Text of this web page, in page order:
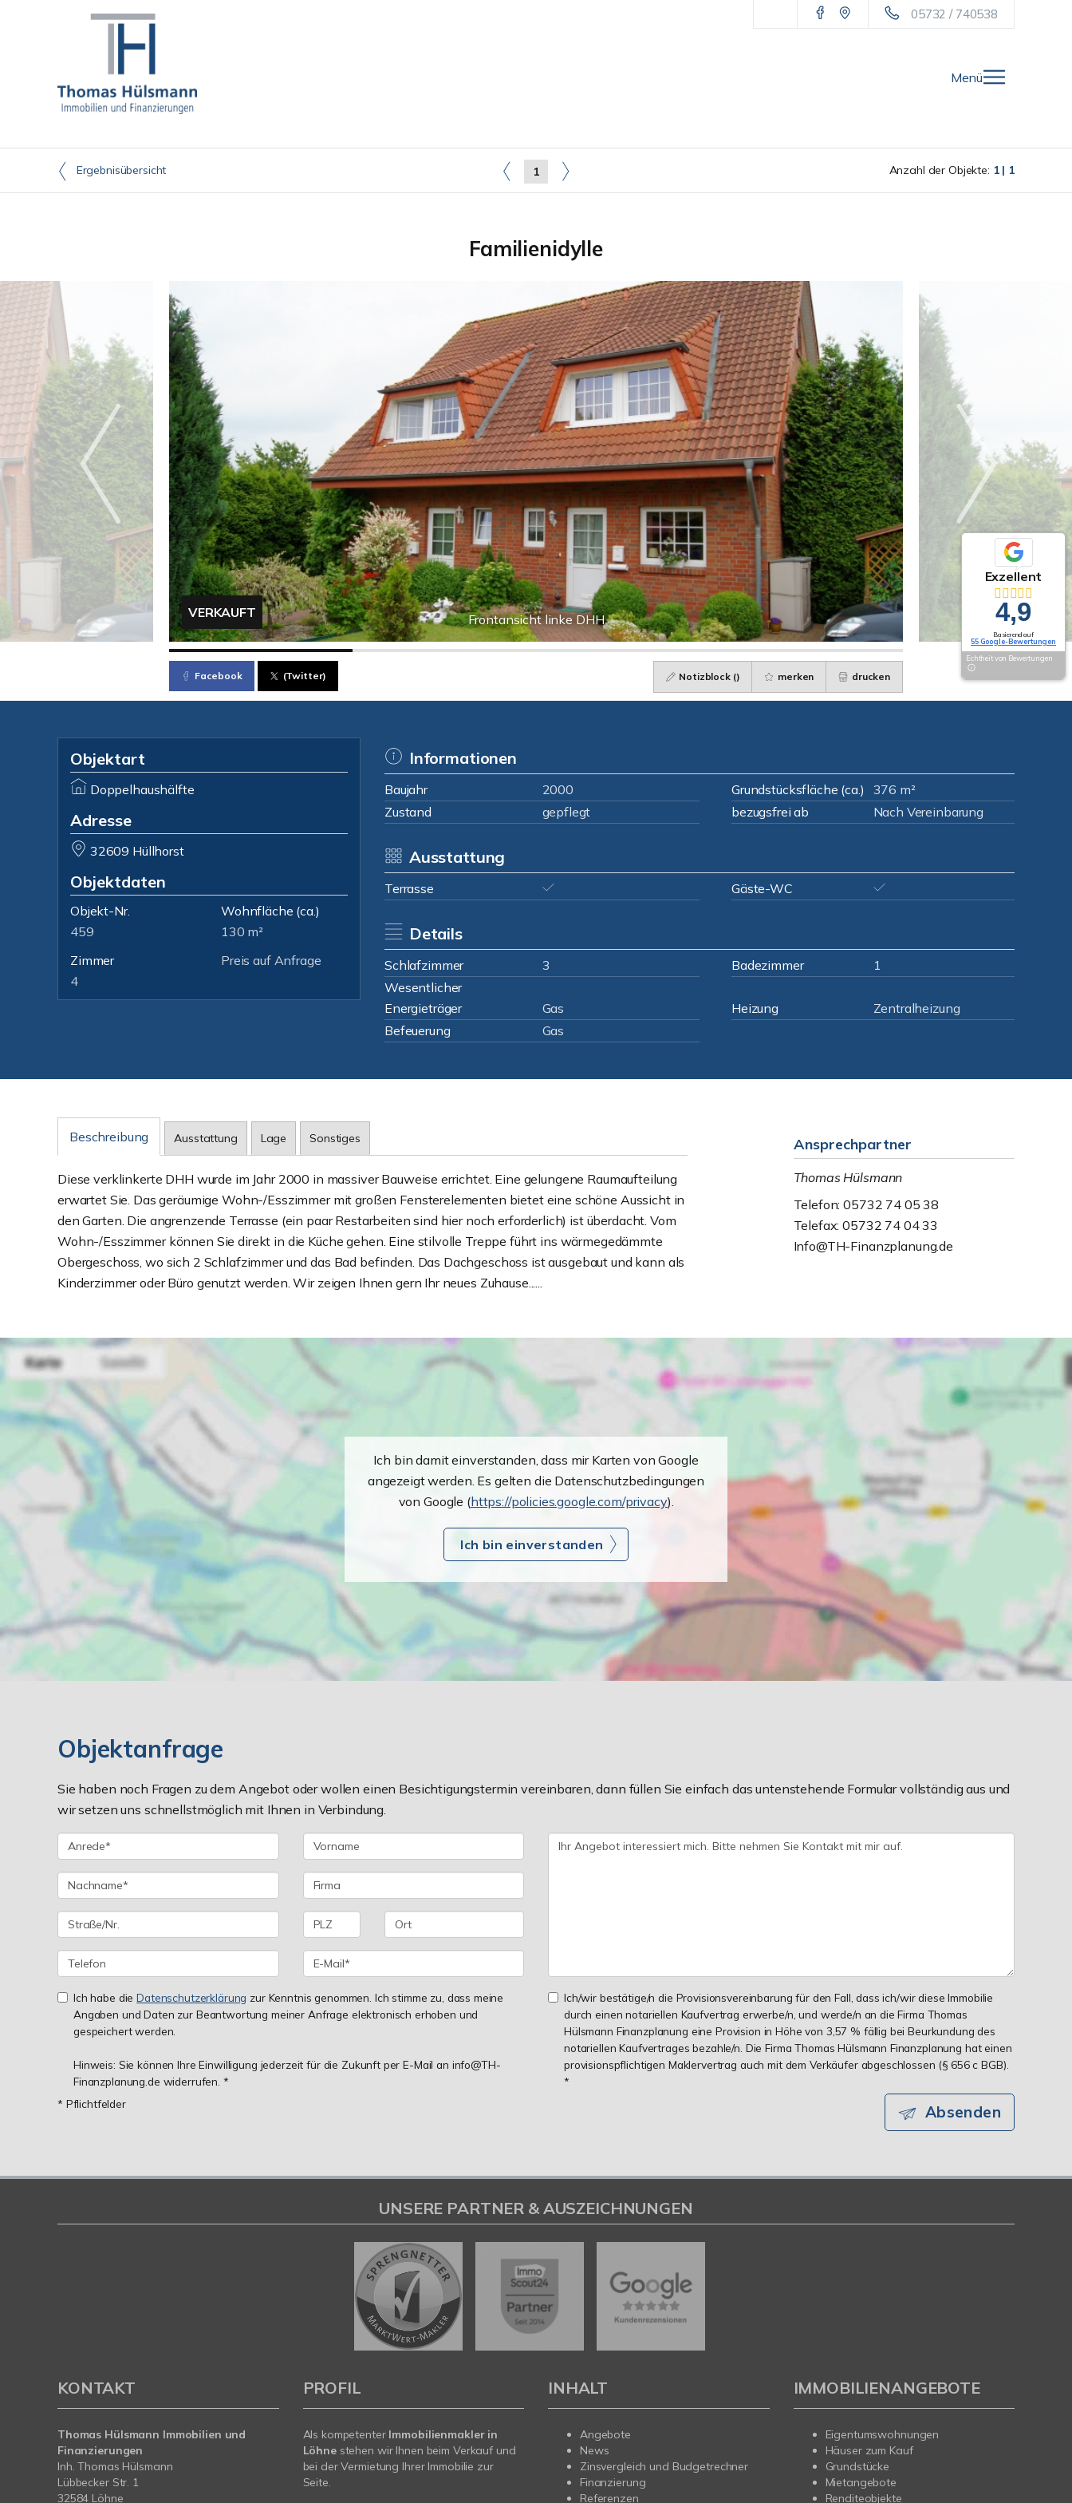
05732 / 740538
Menü
Ergebnisübersicht 1 Anzahl der Objekte: 1 | 1
Familienidylle
Frontansicht linke DHH
VERKAUFT
Facebook (Twitter) Notizblock () merken drucken
Objektart
Doppelhaushälfte
Adresse
32609 Hüllhorst
Objektdaten
Objekt-Nr.
459
Wohnfläche (ca.)
130 m²
Zimmer
4
Preis auf Anfrage
Informationen
Baujahr 2000 Grundstücksfläche (ca.)
376 m²
Zustand
gepflegt bezugsfrei ab Nach Vereinbarung
Ausstattung
Terrasse Gäste-WC
Details
Schlafzimmer 3 Badezimmer
1
Wesentlicher
Energieträger
Gas Heizung
Zentralheizung
Befeuerung
Gas
Beschreibung Ausstattung Lage Sonstiges
Diese verklinkerte DHH wurde im Jahr 2000 in massiver Bauweise errichtet. Eine gelungene Raumaufteilung
erwartet Sie. Das geräumige Wohn-/Esszimmer mit großen Fensterelementen bietet eine schöne Aussicht in
den Garten. Die angrenzende Terrasse (ein paar Restarbeiten sind hier noch erforderlich) ist überdacht. Vom
Wohn-/Esszimmer können Sie direkt in die Küche gehen. Eine stilvolle Treppe führt ins wärmegedämmte
Obergeschoss, wo sich 2 Schlafzimmer und das Bad befinden. Das Dachgeschoss ist ausgebaut und kann als
Kinderzimmer oder Büro genutzt werden. Wir zeigen Ihnen gern Ihr neues Zuhause......
Ansprechpartner
Thomas Hülsmann
Telefon: 05732 74 05 38
Telefax: 05732 74 04 33
Info@TH-Finanzplanung.de
Ich bin damit einverstanden, dass mir Karten von Google
angezeigt werden. Es gelten die Datenschutzbedingungen
von Google (https://policies.google.com/privacy).
Ich bin einverstanden
Objektanfrage
Sie haben noch Fragen zu dem Angebot oder wollen einen Besichtigungstermin vereinbaren, dann füllen Sie einfach das untenstehende Formular vollständig aus und
wir setzen uns schnellstmöglich mit Ihnen in Verbindung.
Ich habe dieDatenschutzerklärung zur Kenntnis genommen. Ich stimme zu, dass meine
Angaben und Daten zur Beantwortung meiner Anfrage elektronisch erhoben und
gespeichert werden.
Hinweis: Sie können Ihre Einwilligung jederzeit für die Zukunft per E-Mail an info@TH-
Finanzplanung.de widerrufen. *
Ich/wir bestätige/n die Provisionsvereinbarung für den Fall, dass ich/wir diese Immobilie
durch einen notariellen Kaufvertrag erwerbe/n, und werde/n an die Firma Thomas
Hülsmann Finanzplanung eine Provision in Höhe von 3,57 % fällig bei Beurkundung des
notariellen Kaufvertrages bezahle/n. Die Firma Thomas Hülsmann Finanzplanung hat einen
provisionspflichtigen Maklervertrag auch mit dem Verkäufer abgeschlossen (§ 656 c BGB).
*
* Pflichtfelder
Absenden
Exzellent
4,9
Basierend auf
55 Google-Bewertungen
Echtheit von Bewertungen
UNSERE PARTNER & AUSZEICHNUNGEN
KONTAKT
Thomas Hülsmann Immobilien und
Finanzierungen
Inh. Thomas Hülsmann
Lübbecker Str. 1
32584 Löhne
PROFIL
Als kompetenter Immobilienmakler in
Löhnestehen wir Ihnen beim Verkauf und
bei der Vermietung Ihrer Immobilie zur
Seite.
INHALT
Angebote
News
Zinsvergleich und Budgetrechner
Finanzierung
Referenzen
IMMOBILIENANGEBOTE
Eigentumswohnungen
Häuser zum Kauf
Grundstücke
Mietangebote
Renditeobjekte